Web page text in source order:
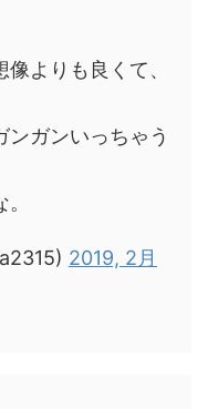
よりも良くて、
ンガンいっちゃう
2019, 2月